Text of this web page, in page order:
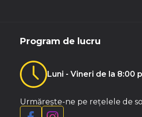
Program de lucru
Luni - Vineri de la 8:00
Urmărește-ne pe rețelele de